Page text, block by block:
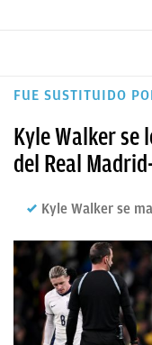
ÚLTIMAS
REAL
CANTERA
FICHAJES
DIRECTO
FUE SUSTITUIDO
Kyle Walker se
del Real
Kyle Walker se